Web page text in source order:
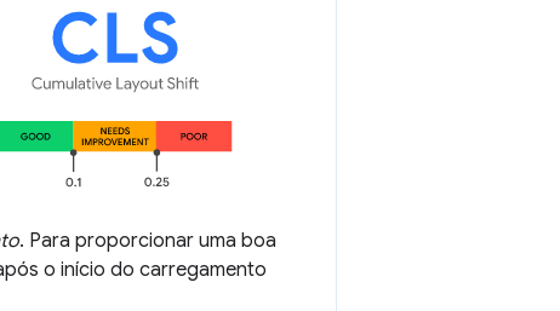
. Para proporcionar uma boa
o início do carregamento